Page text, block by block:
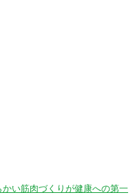
い筋肉づくりが健康への第一